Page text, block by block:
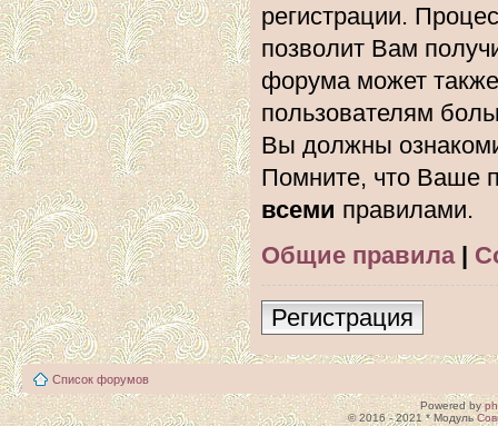
регистрации.
позволит Вам
форума может
пользователям
Вы должны
Помните, что Ваше
всеми правилами.
Общие правила|
Регистрация
Список форумов
Powered by
© 2016 - 2021 * Модуль